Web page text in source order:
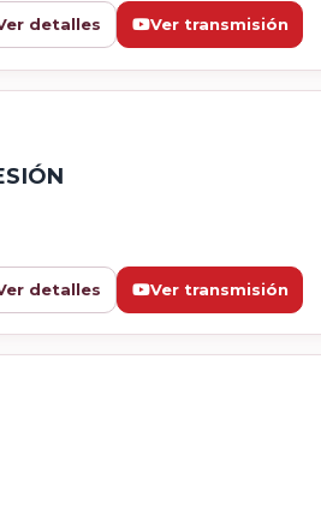
detalles Ver transmisión
detalles Ver transmisión